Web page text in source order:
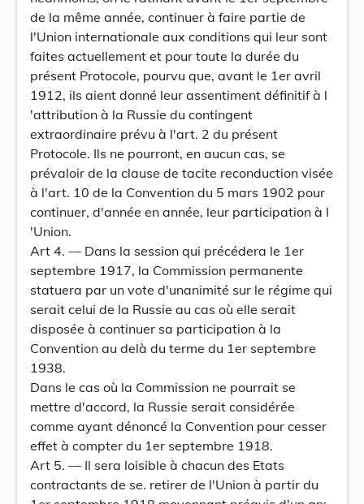
de la même année, continuer à faire partie de
l'Union internationale aux conditions qui leur sont
faites actuellement et pour toute la durée du
présent Protocole, pourvu que, avant le 1er avril
1912, ils aient donné leur assentiment définitif à l
'attribution à la Russie du contingent
extraordinaire prévu à l'art. 2 du présent
Protocole. Ils ne pourront, en aucun cas, se
prévaloir de la clause de tacite reconduction visée
à l'art. 10 de la Convention du 5 mars 1902 pour
continuer, d'année en année, leur participation à l
'Union.
Art 4. — Dans la session qui précédera le 1er
septembre 1917, la Commission permanente
statuera par un vote d'unanimité sur le régime qui
serait celui de la Russie au cas où elle serait
disposée à continuer sa participation à la
Convention au delà du terme du 1er septembre
1938.
Dans le cas où la Commission ne pourrait se
mettre d'accord, la Russie serait considérée
comme ayant dénoncé la Convention pour cesser
effet à compter du 1er septembre 1918.
Art 5. — Il sera loisible à chacun des Etats
contractants de se. retirer de l'Union à partir du